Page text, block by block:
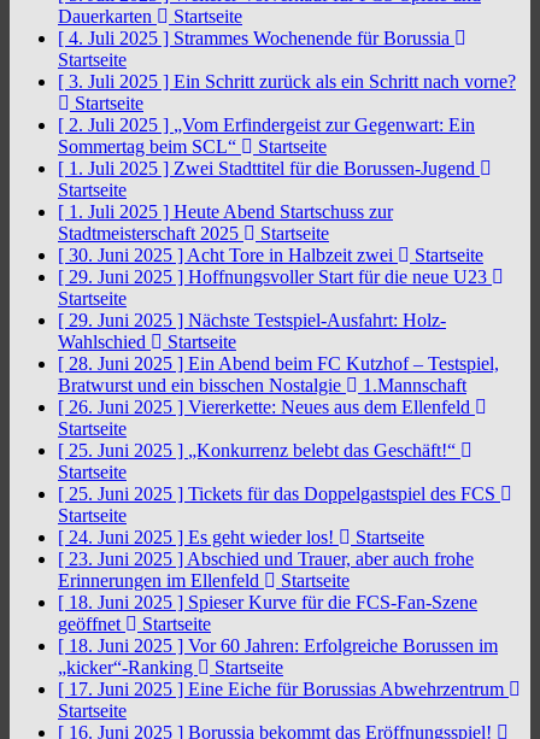
Dauerkarten
Startseite
[ 4. Juli 2025 ] Strammes Wochenende für Borussia
Startseite
[ 3. Juli 2025 ] Ein Schritt zurück als ein Schritt nach vorne?
Startseite
[ 2. Juli 2025 ] „Vom Erfindergeist zur Gegenwart: Ein
Sommertag beim SCL“
Startseite
[ 1. Juli 2025 ] Zwei Stadttitel für die Borussen-Jugend
Startseite
[ 1. Juli 2025 ] Heute Abend Startschuss zur
Stadtmeisterschaft 2025
Startseite
[ 30. Juni 2025 ] Acht Tore in Halbzeit zwei
Startseite
[ 29. Juni 2025 ] Hoffnungsvoller Start für die neue U23
Startseite
[ 29. Juni 2025 ] Nächste Testspiel-Ausfahrt: Holz-
Wahlschied
Startseite
[ 28. Juni 2025 ] Ein Abend beim FC Kutzhof – Testspiel,
Bratwurst und ein bisschen Nostalgie
1.Mannschaft
[ 26. Juni 2025 ] Viererkette: Neues aus dem Ellenfeld
Startseite
[ 25. Juni 2025 ] „Konkurrenz belebt das Geschäft!“
Startseite
[ 25. Juni 2025 ] Tickets für das Doppelgastspiel des FCS
Startseite
[ 24. Juni 2025 ] Es geht wieder los!
Startseite
[ 23. Juni 2025 ] Abschied und Trauer, aber auch frohe
Erinnerungen im Ellenfeld
Startseite
[ 18. Juni 2025 ] Spieser Kurve für die FCS-Fan-Szene
geöffnet
Startseite
[ 18. Juni 2025 ] Vor 60 Jahren: Erfolgreiche Borussen im
„kicker“-Ranking
Startseite
[ 17. Juni 2025 ] Eine Eiche für Borussias Abwehrzentrum
Startseite
[ 16. Juni 2025 ] Borussia bekommt das Eröffnungsspiel!